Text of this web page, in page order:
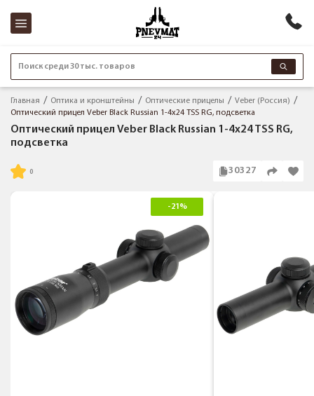
Поиск среди 30 тыс. товаров
Главная Оптика и кронштейны Оптические прицелы
Veber (Россия)
Оптический прицел Veber Black Russian 1-4x24 TSS RG, подсветка
Оптический прицел Veber Black Russian 1-4x24 TSS RG,
подсветка
30327
-21%